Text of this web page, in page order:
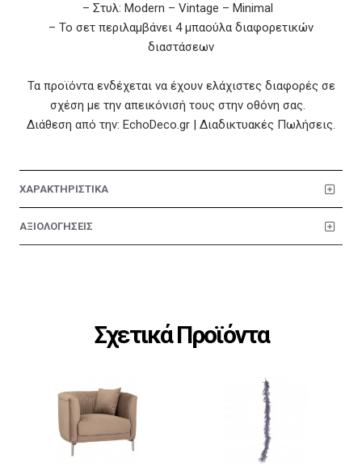
– Στυλ: Modern – Vintage – Minimal
– Το σετ περιλαμβάνει 4 μπαούλα διαφορετικών
διαστάσεων
Τα προϊόντα ενδέχεται να έχουν ελάχιστες διαφορές σε
σχέση με την απεικόνισή τους στην οθόνη σας.
Διάθεση από την: EchoDeco.gr | Διαδικτυακές Πωλήσεις.
ΧΑΡΑΚΤΗΡΙΣΤΙΚΑ
ΑΞΙΟΛΟΓΗΣΕΙΣ
Σχετικά Προϊόντα